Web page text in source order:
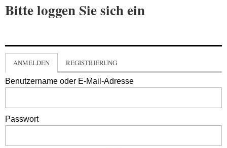
Bitte loggen Sie sich ein
ANMELDEN REGISTRIERUNG
Benutzername oder E-Mail-Adresse
Passwort